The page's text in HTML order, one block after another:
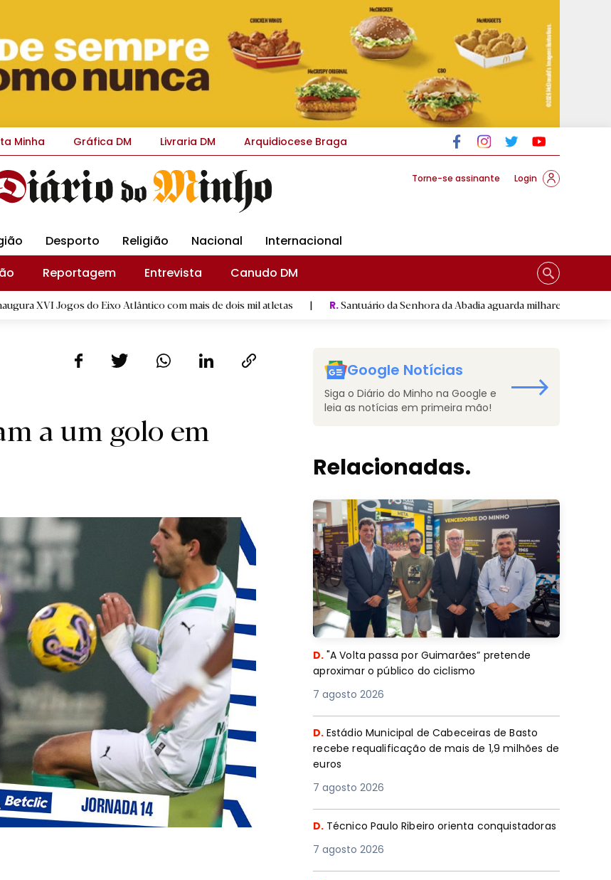
Minha Gráfica DM Livraria DM Arquidiocese Braga
Torne-se assinante Login
Desporto Religião Nacional
Internacional
Reportagem Entrevista
Canudo DM
do Eixo Atlântico com mais de dois mil atletas | R.Santuário da Senhora da Abadia aguarda milhares de peregrinos na
a um golo em
Google Notícias
Siga o Diário do Minho na Google e
leia as notícias em primeira mão!
Relacionadas.
D. "A Volta passa por Guimarães” pretende
aproximar o público do ciclismo
7 agosto 2026
D. Estádio Municipal de Cabeceiras de Basto
recebe requalificação de mais de 1,9 milhões de
euros
7 agosto 2026
D. Técnico Paulo Ribeiro orienta conquistadoras
7 agosto 2026